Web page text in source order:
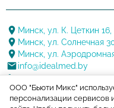
Минск, ул. К. Цеткин
Минск, ул. Солнечная
Минск, ул.
info@idealmed.by
+375 17 388 20 88
+375 29 144 22 22
+375 17 388 20 88
ООО "Бьюти Микс"
персонализации сервисов